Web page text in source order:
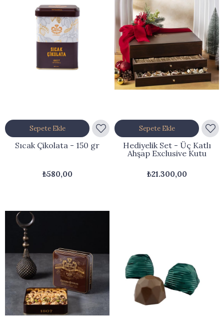
Sıcak Çikolata - 150 gr
₺580,00
Sepete Ekle
Hediyelik Set - Üç Katlı
Ahşap Exclusive Kutu
₺21.300,00
Sepete Ekle